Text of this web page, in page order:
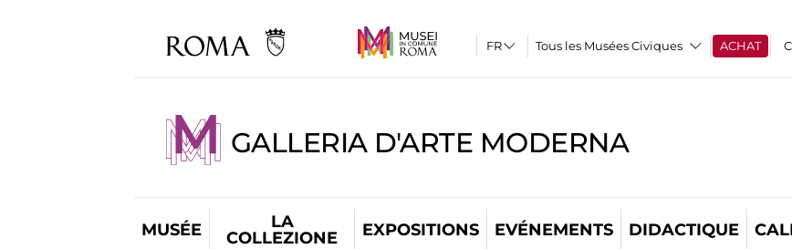
Tous les Musées Civiques ACHAT
GALLERIA D'ARTE MODERNA
MUSÉE
LA
COLLEZIONE
EXPOSITIONS EVÉNEMENTS DIDACTIQUE